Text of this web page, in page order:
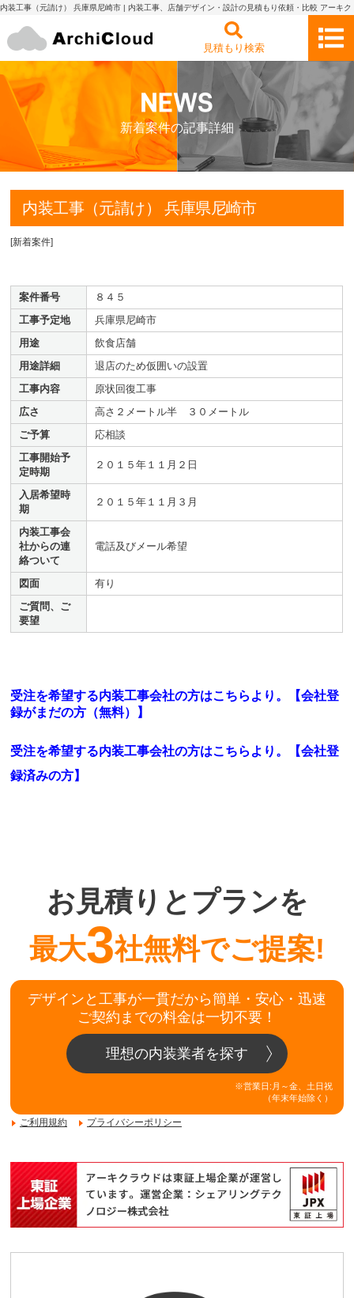
内装工事（元請け） 兵庫県尼崎市 | 内装工事、店舗デザイン・設計の見積もり依頼・比較 アーキク
見積もり検索
新着案件の記事詳細
内装工事（元請け） 兵庫県尼崎市
[新着案件]
案件番号
８４５
工事予定地
兵庫県尼崎市
用途
飲食店舗
用途詳細
退店のため仮囲いの設置
工事内容
原状回復工事
広さ
高さ２メートル半 ３０メートル
ご予算
応相談
工事開始予
定時期
２０１５年１１月２日
入居希望時
期
２０１５年１１月３月
内装工事会
社からの連
絡ついて
電話及びメール希望
図面
有り
ご質問、ご
要望
受注を希望する内装工事会社の方はこちらより。【会社登
録がまだの方（無料）】
受注を希望する内装工事会社の方はこちらより。
【会社登
録済みの方】
お見積りとプランを
最大3社無料でご提案!
デザインと工事が一貫だから簡単・安心・迅速
ご契約までの料金は一切不要！
理想の内装業者を探す
※営業日:月～金、土日祝
（年末年始除く）
ご利用規約 プライバシーポリシー